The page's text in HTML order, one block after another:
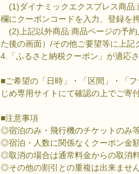
(1)ダイナミックエクスプレス商品:
欄にクーポンコードを入力、登録を
(2)上記以外商品:商品ページの予約
た後の画面）/その他ご要望等に上記
4.「ふるさと納税クーポン」が適応
■ご希望の「日時」・「区間」・「
じめ専用サイトにて確認の上でご寄
■注意事項
◎宿泊のみ・飛行機のチケットのみ
◎宿泊・人数に関係なくクーポン金
◎取消の場合は通常料金からの取消
◎その他の割引との重複は出来ません